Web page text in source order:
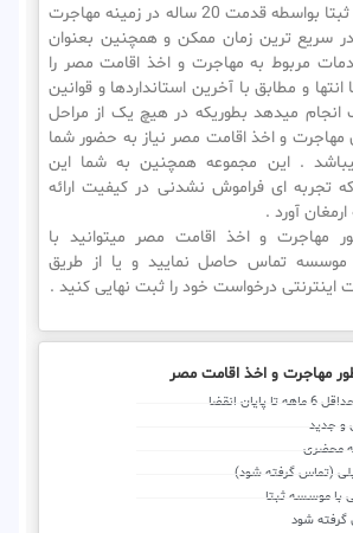
موسسه بین المللی ثبتا بواسطه قدمت 20 ساله در زمینه مهاجرت
سریع ترین زمان ممکن و همچنین بعنوان
مربوط به مهاجرت و اخذ اقامت مصر را
انتها و مطابق با آخرین استانداردها و قوانین
میدهد بطوریکه در هیچ یک از مراحل
مهاجرت و اخذ اقامت مصر نیاز به حضور شما
. این مجموعه همچنین به شما این
تجربه ای فراموش نشدنی در کیفیت ارائه
آورد .
مهاجرت و اخذ اقامت مصر میتوانید با
موسسه تماس حاصل نمایید و یا از طریق
اینترنتی درخواست خود را ثبت نهایی کنید .
مهاجرت و اخذ اقامت مصر
انقضا
و جدید
(تماس گرفته شود)
با موسسه ثبتا
گرفته شود